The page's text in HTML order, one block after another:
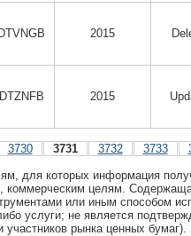
DTVNGB 2015
DTZNFB 2015
3730 3731 3732 3733
для которых информация
целям.
или иным способом
услуги; не является
рынка ценных бумаг).